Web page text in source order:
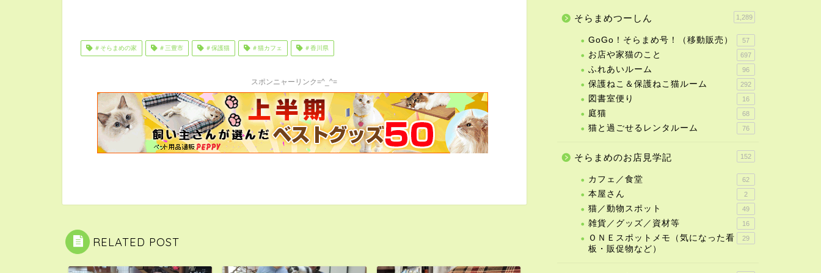
＃そらまめの家 ＃三豊市 ＃保護猫 ＃猫カフェ ＃香川県
スポンニャーリンク=^_^=
RELATED POST
そらまめつーしん 1,289
GoGo！そらまめ号！（移動販売） 57
お店や家猫のこと 697
ふれあいルーム 96
保護ねこ＆保護ねこ猫ルーム 292
図書室便り 16
庭猫 68
猫と過ごせるレンタルーム 76
そらまめのお店見学記 152
カフェ／食堂 62
本屋さん 2
猫／動物スポット 49
雑貨／グッズ／資材等 16
ＯＮＥスポットメモ（気になった看
板・販促物など）
29